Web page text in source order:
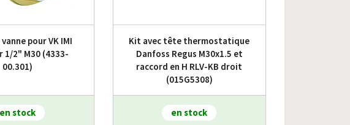
pour VK IMI
1/2" M30 (4333-
00.301)
en stock
Kit avec tête thermostatique
Danfoss Regus M30x1.5 et
raccord en H RLV-KB droit
(015G5308)
en stock